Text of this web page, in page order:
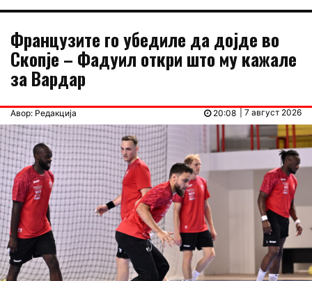
Французите го убедиле да дојде во
Скопје – Фадуил откри што му кажале
за Вардар
Авор: Редакција | 7 август 2026
20:08